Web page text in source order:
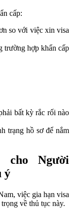
cấp:
so với việc xin visa
trường hợp khẩn cấp
bất kỳ rắc rối nào
trạng hồ sơ để nắm
cho Người
ý
việc gia hạn visa
về thủ tục này.